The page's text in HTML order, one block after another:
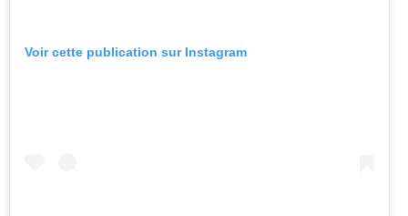
Voir cette publication sur Instagram